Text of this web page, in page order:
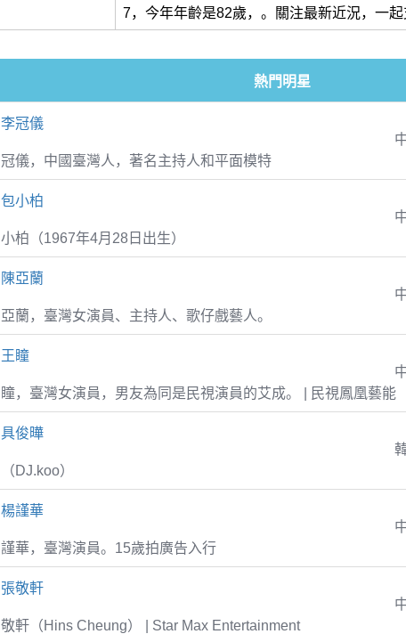
7，今年年齡是82歲，。關注最新近況，一起
熱門明星
李冠儀
冠儀，中國臺灣人，著名主持人和平面模特
包小柏
小柏（1967年4月28日出生）
陳亞蘭
亞蘭，臺灣女演員、主持人、歌仔戲藝人。
王瞳
瞳，臺灣女演員，男友為同是民視演員的艾成。 | 民視鳳凰藝能
具俊曄
（DJ.koo）
楊謹華
謹華，臺灣演員。15歲拍廣告入行
張敬軒
敬軒（Hins Cheung） | Star Max Entertainment